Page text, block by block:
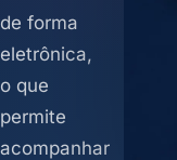
de forma
eletrônica,
o que
permite
acompanhar